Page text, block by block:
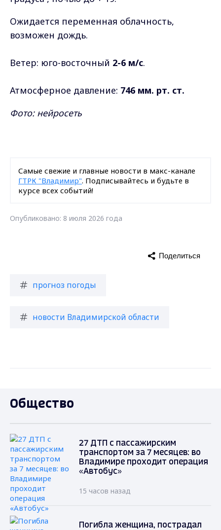
Ожидается переменная облачность,
возможен дождь.
Ветер: юго-восточный 2-6 м/с.
Атмосферное давление: 746 мм. рт. ст.
Фото: нейросеть
Самые свежие и главные новости в макс-канале
ГТРК "Владимир". Подписывайтесь и будьте в
курсе всех событий!
Опубликовано: 8 июля 2026 года
прогноз погоды
новости Владимирской области
Поделиться
Общество
27 ДТП с пассажирским
транспортом за 7 месяцев: во
Владимире проходит операция
«Автобус»
15 часов назад
Погибла женщина, пострадал